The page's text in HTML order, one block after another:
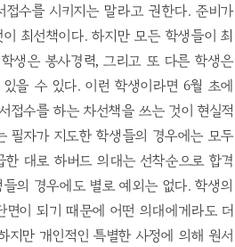
수를 시키지는 말라고 권한다. 준비가
최선책이다. 하지만 모든 학생들이 최
생은 봉사경력, 그리고 또 다른 학생은
을 수 있다. 이런 학생이라면 6월 초에
접수를 하는 차선책을 쓰는 것이 현실적
필자가 지도한 학생들의 경우에는 모두
대로 하버드 의대는 선착순으로 합격
의 경우에도 별로 예외는 없다. 학생의
이 되기 때문에 어떤 의대에게라도 더
지만 개인적인 특별한 사정에 의해 원서